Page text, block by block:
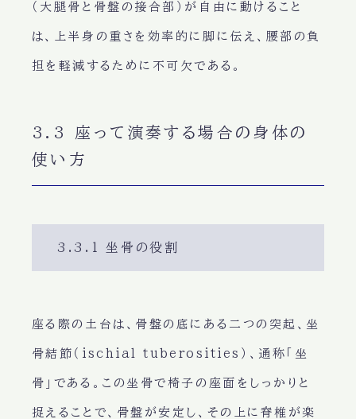
（大腿骨と骨盤の接合部）が自由に動けること
は、上半身の重さを効率的に脚に伝え、腰部の負
担を軽減するために不可欠である。
3.3 座って演奏する場合の身体の
使い方
3.3.1 坐骨の役割
座る際の土台は、骨盤の底にある二つの突起、坐
骨結節（ischial tuberosities）、通称「坐
骨」である。この坐骨で椅子の座面をしっかりと
捉えることで、骨盤が安定し、その上に脊椎が楽